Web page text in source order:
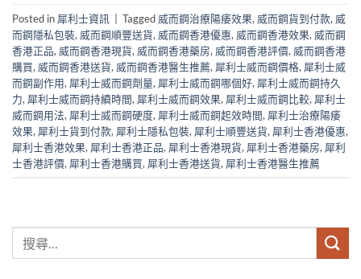
Posted in 犀利士資訊 | Tagged 威而鋼治療陽痿效果, 威而鋼貨到付款, 威
而鋼隱私包裝, 威而鋼順豐送貨, 威而鋼香港優惠, 威而鋼香港效果, 威而鋼
香港正品, 威而鋼香港現貨, 威而鋼香港藥房, 威而鋼香港評價, 威而鋼香港
購買, 威而鋼香港送貨, 威而鋼香港醫生推薦, 犀利士威而鋼價格, 犀利士威
而鋼副作用, 犀利士威而鋼劑量, 犀利士威而鋼哪個好, 犀利士威而鋼持久
力, 犀利士威而鋼持續時間, 犀利士威而鋼效果, 犀利士威而鋼比較, 犀利士
威而鋼用法, 犀利士威而鋼硬度, 犀利士威而鋼起效時間, 犀利士治療陽痿
效果, 犀利士貨到付款, 犀利士隱私包裝, 犀利士順豐送貨, 犀利士香港優惠,
犀利士香港效果, 犀利士香港正品, 犀利士香港現貨, 犀利士香港藥房, 犀利
士香港評價, 犀利士香港購買, 犀利士香港送貨, 犀利士香港醫生推薦